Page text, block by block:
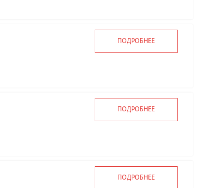
ПОДРОБНЕЕ
ПОДРОБНЕЕ
ПОДРОБНЕЕ